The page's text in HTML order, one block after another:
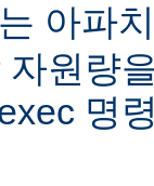
아파
자원량
명